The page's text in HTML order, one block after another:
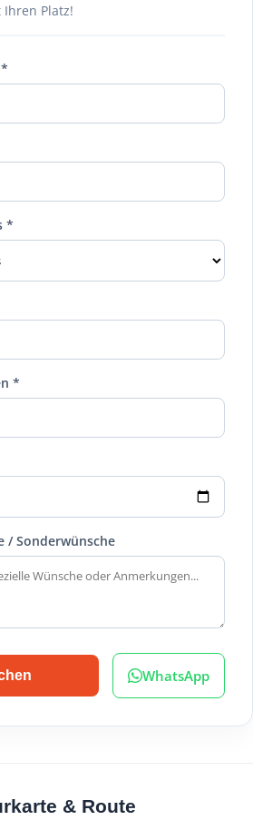
Ihren Platz!
*
*
/ Sonderwünsche
WhatsApp
& Route